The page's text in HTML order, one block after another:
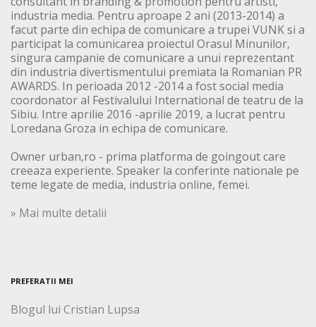
industria media. Pentru aproape 2 ani (2013-2014) a
facut parte din echipa de comunicare a trupei VUNK si a
participat la comunicarea proiectul Orasul Minunilor,
singura campanie de comunicare a unui reprezentant
din industria divertismentului premiata la Romanian PR
AWARDS. In perioada 2012 -2014 a fost social media
coordonator al Festivalului International de teatru de la
Sibiu. Intre aprilie 2016 -aprilie 2019, a lucrat pentru
Loredana Groza in echipa de comunicare.
Owner urban,ro - prima platforma de goingout care
creeaza experiente. Speaker la conferinte nationale pe
teme legate de media, industria online, femei.
» Mai multe detalii
PREFERATII MEI
Blogul lui Cristian Lupsa